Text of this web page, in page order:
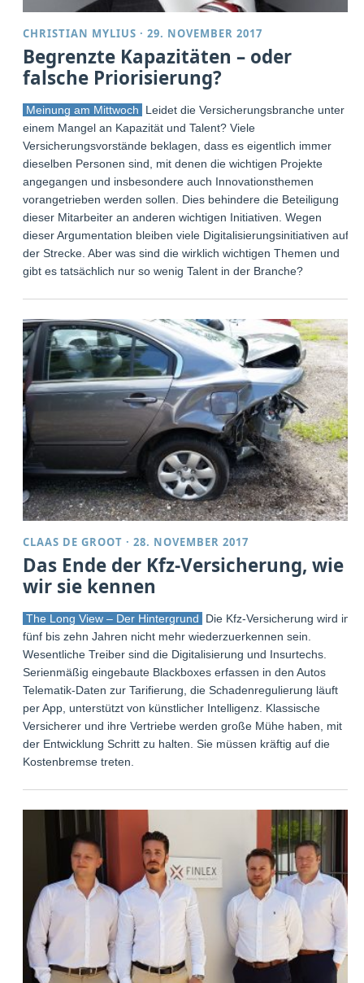
CHRISTIAN MYLIUS ·29. NOVEMBER 2017
Begrenzte Kapazitäten – oder
falsche Priorisierung?
Meinung am Mittwoch
Leidet die Versicherungsbranche unter
einem Mangel an Kapazität und Talent? Viele
Versicherungsvorstände beklagen, dass es eigentlich immer
dieselben Personen sind, mit denen die wichtigen Projekte
angegangen und insbesondere auch Innovationsthemen
vorangetrieben werden sollen. Dies behindere die Beteiligung
dieser Mitarbeiter an anderen wichtigen Initiativen. Wegen
dieser Argumentation bleiben viele Digitalisierungsinitiativen auf
der Strecke. Aber was sind die wirklich wichtigen Themen und
gibt es tatsächlich nur so wenig Talent in der Branche?
CLAAS DE GROOT ·28. NOVEMBER 2017
Das Ende der Kfz-Versicherung, wie
wir sie kennen
The Long View – Der Hintergrund
Die Kfz-Versicherung wird in
fünf bis zehn Jahren nicht mehr wiederzuerkennen sein.
Wesentliche Treiber sind die Digitalisierung und Insurtechs.
Serienmäßig eingebaute Blackboxes erfassen in den Autos
Telematik-Daten zur Tarifierung, die Schadenregulierung läuft
per App, unterstützt von künstlicher Intelligenz. Klassische
Versicherer und ihre Vertriebe werden große Mühe haben, mit
der Entwicklung Schritt zu halten. Sie müssen kräftig auf die
Kostenbremse treten.